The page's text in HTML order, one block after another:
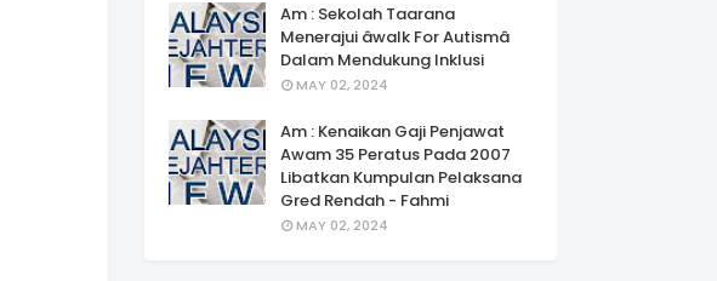
Am : Sekolah Taarana
Menerajui âwalk For Autismâ
Dalam Mendukung Inklusi
MAY 02, 2024
Am : Kenaikan Gaji Penjawat
Awam 35 Peratus Pada 2007
Libatkan Kumpulan Pelaksana
Gred Rendah - Fahmi
MAY 02, 2024